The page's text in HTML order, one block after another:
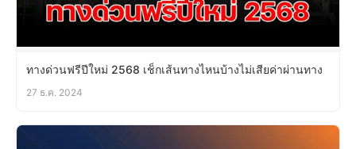
ทางด่วนฟรีปีใหม่ 2568 เช็กเส้นทางไหนบ้างไม่เสียค่าผ่านทาง
27 ธ.ค. 2024